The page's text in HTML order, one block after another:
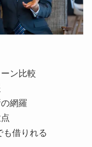
ン比較
網羅
も借りれる